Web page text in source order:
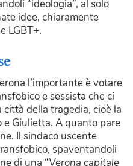
“ideologia”, al solo
idee, chiaramente
LGBT+.
l’importante è votare
e sessista che ci
città della tragedia, cioè la
Giulietta. A quanto pare
Il sindaco uscente
spaventandoli
di una “Verona capitale